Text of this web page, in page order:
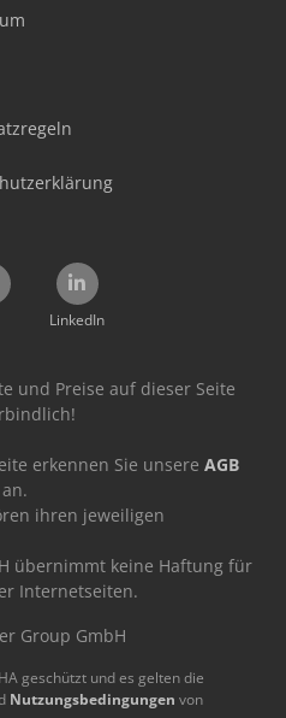
LinkedIn
und Preise auf dieser Seite
erkennen Sie unsere AGB
an.
ihren jeweiligen
übernimmt keine Haftung für
Internetseiten.
Group GmbH
geschützt und es gelten die
Nutzungsbedingungen von